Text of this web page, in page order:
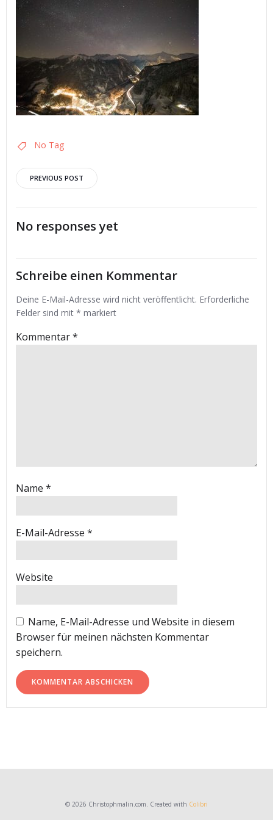
No Tag
Post
navigation
PREVIOUS POST
No responses yet
Schreibe einen Kommentar
Deine E-Mail-Adresse wird nicht veröffentlicht. Erforderliche
Felder sind mit * markiert
Kommentar*
Name *
E-Mail-Adresse *
Website
Name, E-Mail-Adresse und Website in diesem
Browser für meinen nächsten Kommentar
speichern.
© 2026 Christophmalin.com. Created with Colibri